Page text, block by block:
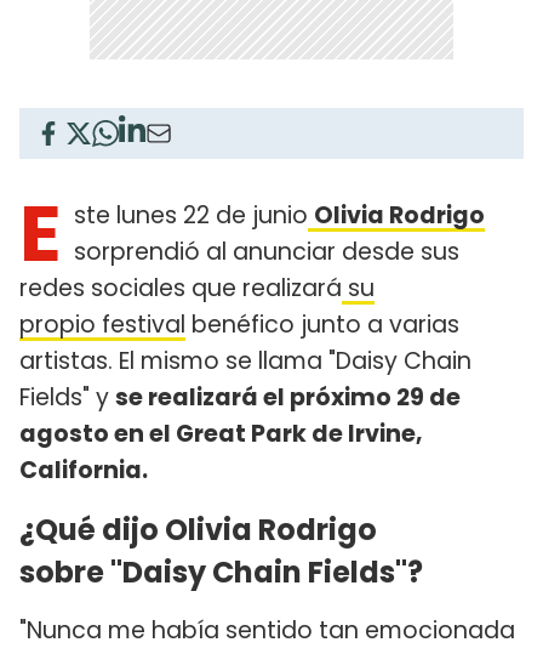
E ste lunes 22 de junio Olivia Rodrigo
sorprendió al anunciar desde sus
redes sociales que realizará su
propio festival benéfico junto a varias
artistas. El mismo se llama "Daisy Chain
Fields" yse realizará el próximo 29 de
agosto en el Great Park de Irvine,
California.
¿Qué dijo Olivia Rodrigo
sobre "Daisy Chain Fields"?
"Nunca me había sentido tan emocionada